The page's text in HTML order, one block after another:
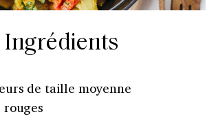
Ingrédients
de taille moyenne